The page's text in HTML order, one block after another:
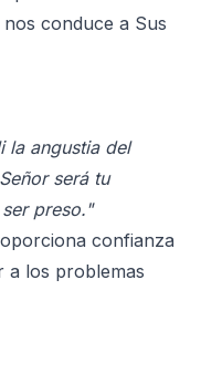
conduce a Sus
la angustia del
será tu
preso."
confianza
a los problemas